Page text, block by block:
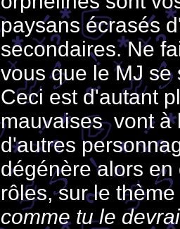
paysans écrasés
secondaires. Ne
vous que le MJ se
Ceci est d'autant
mauvaises vont à
d'autres
dégénère alors
rôles, sur le thème
comme tu le